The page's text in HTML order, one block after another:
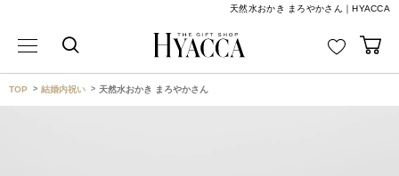
天然水おかき まろやかさん｜HYACCA
TOP 結婚内祝い 天然水おかき まろやかさん